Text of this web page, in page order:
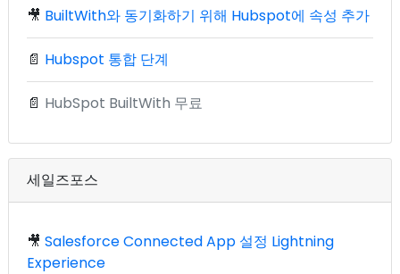
🎥 BuiltWith와 동기화하기 위해 Hubspot에 속성 추가
📄 Hubspot 통합 단계
📄 HubSpot BuiltWith 무료
세일즈포스
🎥 Salesforce Connected App 설정 Lightning
Experience